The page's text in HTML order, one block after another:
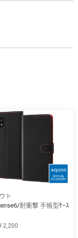
ト
耐衝撃 手帳型ｹｰｽ
2,200